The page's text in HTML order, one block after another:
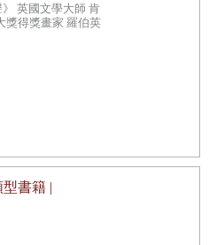
於是羅蘭繼續以自己的生命經
蘭一家所在的蓊鬱森林深處，
英國文學大師 肯
獎得獎畫家 羅伯英
型書籍 |